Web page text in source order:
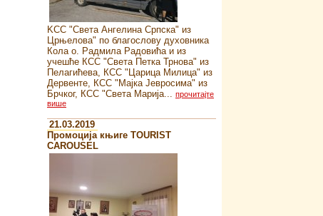
KСС "Света Ангелина Српска" из
Црњелова" по благослову духовника
Кола о. Радмила Радовића и из
учешће КСС "Света Петка Трнова" из
Пелагићева, КСС "Царица Милица" из
Дервенте, КСС "Мајка Јевросима" из
Брчког, КСС "Света Марија... прочитајте
више
21.03.2019
Промоција књиге TOURIST
CAROUSEL